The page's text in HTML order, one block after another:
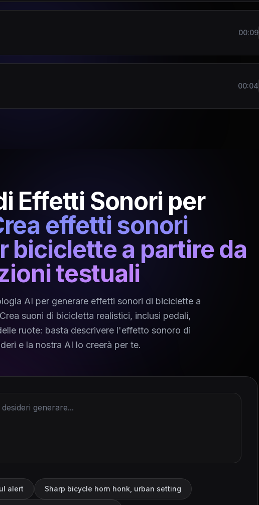
00:09
00:04
Effetti Sonori per
effetti sonori
biciclette a partire da
testuali
AI per generare effetti sonori di biciclette a
suoni di bicicletta realistici, inclusi pedali,
ruote: basta descrivere l'effetto sonoro di
e la nostra AI lo creerà per te.
alert Sharp bicycle horn honk, urban setting